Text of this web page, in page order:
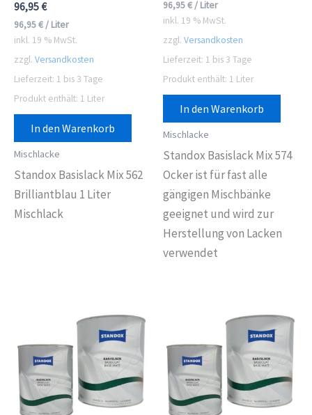
96,95€
96,95€ / Liter
inkl. 19 % MwSt.
zzgl. Versandkosten
Lieferzeit: 1 bis 3 Tage
Produkt enthält: 1 Liter
In den Warenkorb
Mischlacke
Standox Basislack Mix 562
Brilliantblau 1 Liter
Mischlack
96,95€ / Liter
inkl. 19 % MwSt.
zzgl. Versandkosten
Lieferzeit: 1 bis 3 Tage
Produkt enthält: 1 Liter
In den Warenkorb
Mischlacke
Standox Basislack Mix 574
Ocker ist für fast alle
gängigen Mischbänke
geeignet und wird zur
Herstellung von Lacken
verwendet